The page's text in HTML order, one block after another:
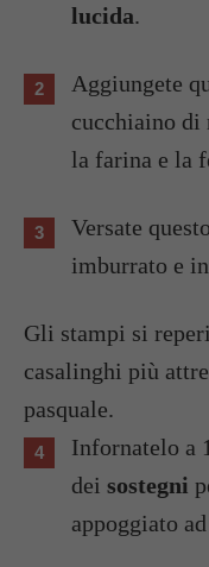
lucida.
Aggiungete
cucchiaino
la farina e la
Versate
imburrato e
Gli stampi si
casalinghi più
pasquale.
Infornatelo a
dei sostegni
appoggiato